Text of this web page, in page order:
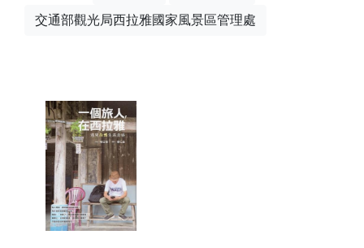
交通部觀光局西拉雅國家風景區管理處